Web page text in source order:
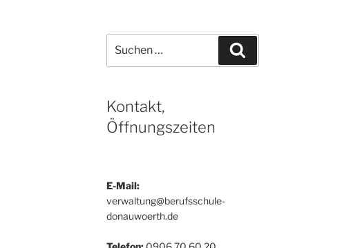
nach:
Kontakt,
Öffnungszeiten
E-Mail:
verwaltung@berufsschule-
donauwoerth.de